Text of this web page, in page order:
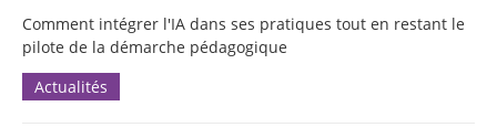
Comment intégrer l'IA dans ses pratiques tout en restant le
pilote de la démarche pédagogique
Actualités